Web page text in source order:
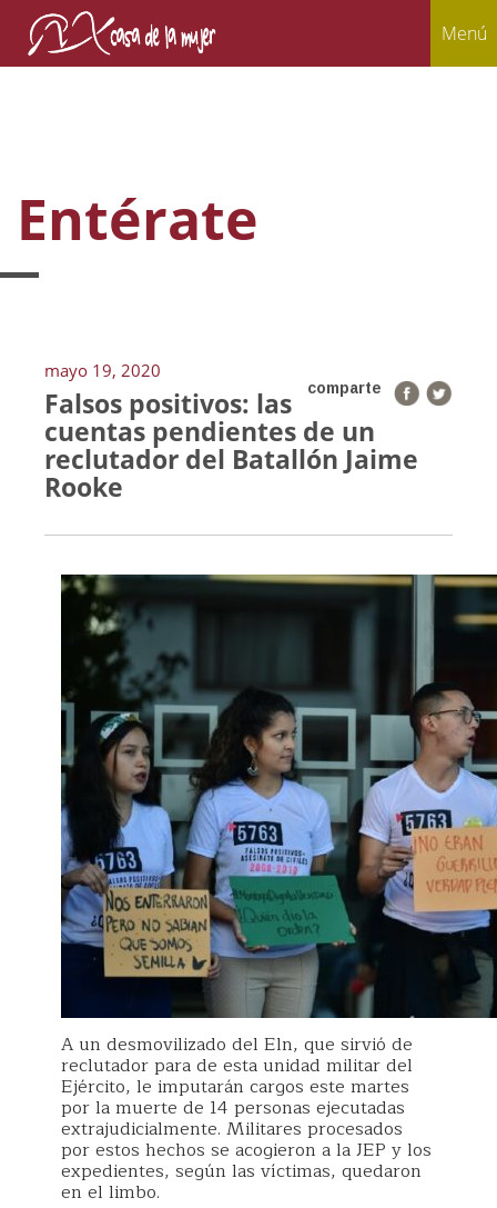
Menú
Entérate
mayo 19, 2020
comparte
Falsos positivos: las
cuentas pendientes de un
reclutador del Batallón Jaime
Rooke
A un desmovilizado del Eln, que sirvió de
reclutador para de esta unidad militar del
Ejército, le imputarán cargos este martes
por la muerte de 14 personas ejecutadas
extrajudicialmente. Militares procesados
por estos hechos se acogieron a la JEP y los
expedientes, según las víctimas, quedaron
en el limbo.